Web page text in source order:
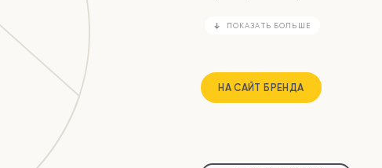
ПОКАЗАТЬ БОЛЬШЕ
НА САЙТ БРЕНДА